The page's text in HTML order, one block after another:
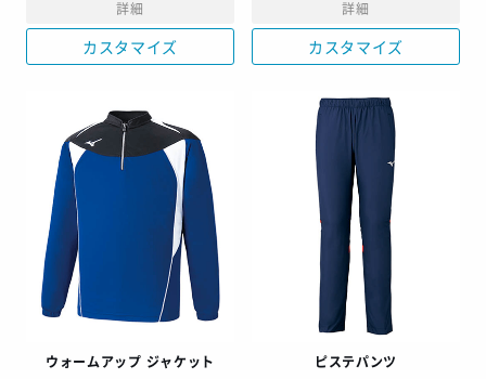
詳細
カスタマイズ
詳細
カスタマイズ
ウォームアップ ジャケット ピステパンツ